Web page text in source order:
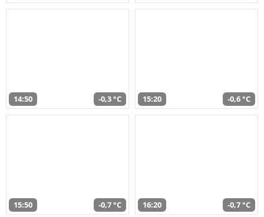
14:50 -0,3 °C 15:20 -0,6 °C
15:50 -0,7 °C 16:20 -0,7 °C